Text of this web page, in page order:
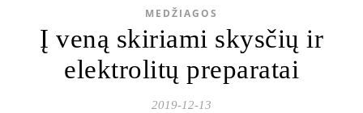
MEDŽIAGOS
Į veną skiriami skysčių ir
elektrolitų preparatai
2019-12-13